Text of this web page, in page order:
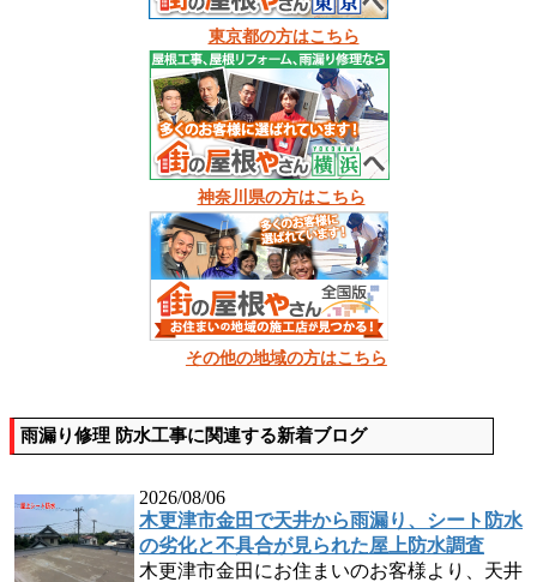
東京都の方はこちら
神奈川県の方はこちら
その他の地域の方はこちら
雨漏り修理 防水工事に関連する新着ブログ
2026/08/06
木更津市金田で天井から雨漏り、シート防水
の劣化と不具合が見られた屋上防水調査
木更津市金田にお住まいのお客様より、天井